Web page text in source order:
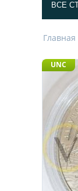
ВСЕ
Главная
UNC